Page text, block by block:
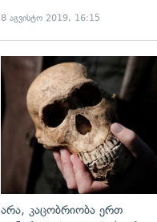
8 აგვისტო 2019, 16:15
არა, კაცობრიობა ერთ